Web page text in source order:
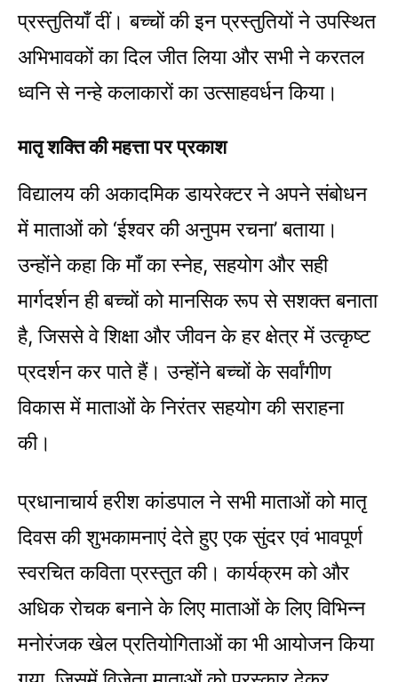
प्रस्तुतियाँ दीं। बच्चों की इन प्रस्तुतियों ने उपस्थित
अभिभावकों का दिल जीत लिया और सभी ने करतल
ध्वनि से नन्हे कलाकारों का उत्साहवर्धन किया।
मातृ शक्ति की महत्ता पर प्रकाश
विद्यालय की अकादमिक डायरेक्टर ने अपने संबोधन
में माताओं को ‘ईश्वर की अनुपम रचना’ बताया।
उन्होंने कहा कि माँ का स्नेह, सहयोग और सही
मार्गदर्शन ही बच्चों को मानसिक रूप से सशक्त बनाता
है, जिससे वे शिक्षा और जीवन के हर क्षेत्र में उत्कृष्ट
प्रदर्शन कर पाते हैं। उन्होंने बच्चों के सर्वांगीण
विकास में माताओं के निरंतर सहयोग की सराहना
की।
प्रधानाचार्य हरीश कांडपाल ने सभी माताओं को मातृ
दिवस की शुभकामनाएं देते हुए एक सुंदर एवं भावपूर्ण
स्वरचित कविता प्रस्तुत की। कार्यक्रम को और
अधिक रोचक बनाने के लिए माताओं के लिए विभिन्न
मनोरंजक खेल प्रतियोगिताओं का भी आयोजन किया